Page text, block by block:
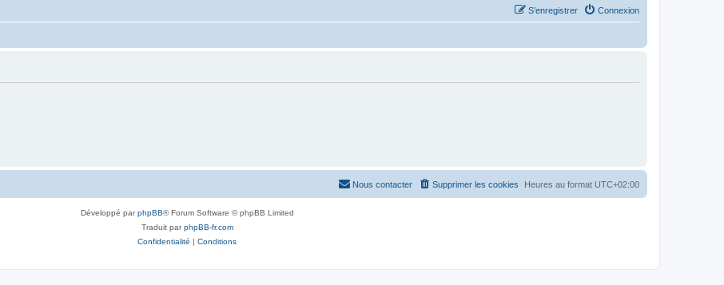
Connexion
S’enregistrer
Heures au format UTC+02:00
Supprimer les cookies
Nous contacter
Développé parphpBB® Forum Software © phpBB Limited
Traduit parphpBB-fr.com
Confidentialité | Conditions